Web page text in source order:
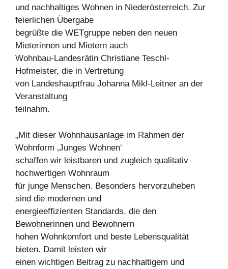
und nachhaltiges Wohnen in Niederösterreich. Zur
feierlichen Übergabe
begrüßte die WETgruppe neben den neuen
Mieterinnen und Mietern auch
Wohnbau-Landesrätin Christiane Teschl-
Hofmeister, die in Vertretung
von Landeshauptfrau Johanna Mikl-Leitner an der
Veranstaltung
teilnahm.
„Mit dieser Wohnhausanlage im Rahmen der
Wohnform ‚Junges Wohnen‘
schaffen wir leistbaren und zugleich qualitativ
hochwertigen Wohnraum
für junge Menschen. Besonders hervorzuheben
sind die modernen und
energieeffizienten Standards, die den
Bewohnerinnen und Bewohnern
hohen Wohnkomfort und beste Lebensqualität
bieten. Damit leisten wir
einen wichtigen Beitrag zu nachhaltigem und